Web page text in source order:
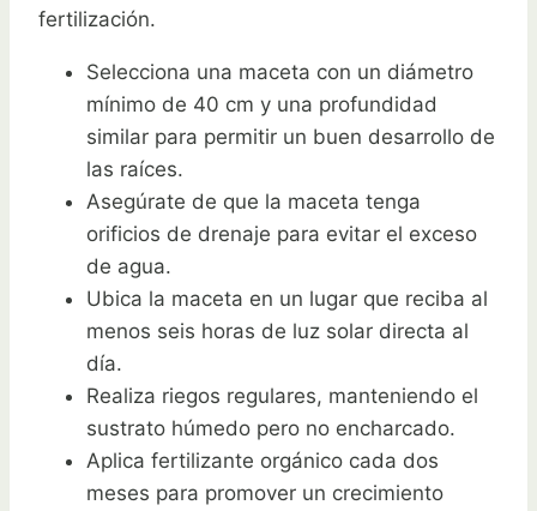
fertilización.
Selecciona una maceta con un diámetro
mínimo de 40 cm y una profundidad
similar para permitir un buen desarrollo de
las raíces.
Asegúrate de que la maceta tenga
orificios de drenaje para evitar el exceso
de agua.
Ubica la maceta en un lugar que reciba al
menos seis horas de luz solar directa al
día.
Realiza riegos regulares, manteniendo el
sustrato húmedo pero no encharcado.
Aplica fertilizante orgánico cada dos
meses para promover un crecimiento